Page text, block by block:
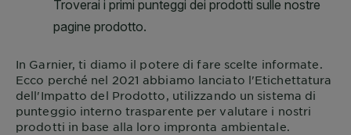
In Garnier, ti diamo il potere di fare scelte informate.
Ecco perché nel 2021 abbiamo lanciato l'Etichettatura
dell'Impatto del Prodotto, utilizzando un sistema di
punteggio interno trasparente per valutare i nostri
prodotti in base alla loro impronta ambientale.